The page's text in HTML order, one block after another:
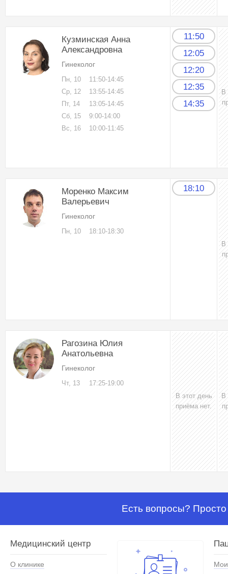
Кузминская Анна
Александровна
Гинеколог
Пн, 10
11:50-14:45
Ср, 12
13:55-14:45
Пт, 14
13:05-14:45
Сб, 15
9:00-14:00
Вс, 16
10:00-11:45
11:50
12:05
12:20
12:35
14:35
В
Моренко Максим
Валерьевич
Гинеколог
Пн, 10 18:10-18:30
18:10
В
Рагозина Юлия
Анатольевна
Гинеколог
Чт, 13
17:25-19:00
В этот день
приёма нет.
В
Есть вопросы?
Медицинский центр
О клинике